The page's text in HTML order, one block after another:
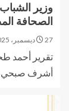
وزير
الصحافة
27 ديسمبر، 2025
تقرير أحمد
أشرف صبحي،